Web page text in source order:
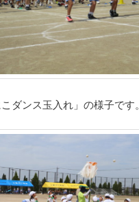
ダンス玉入れ」の様子です